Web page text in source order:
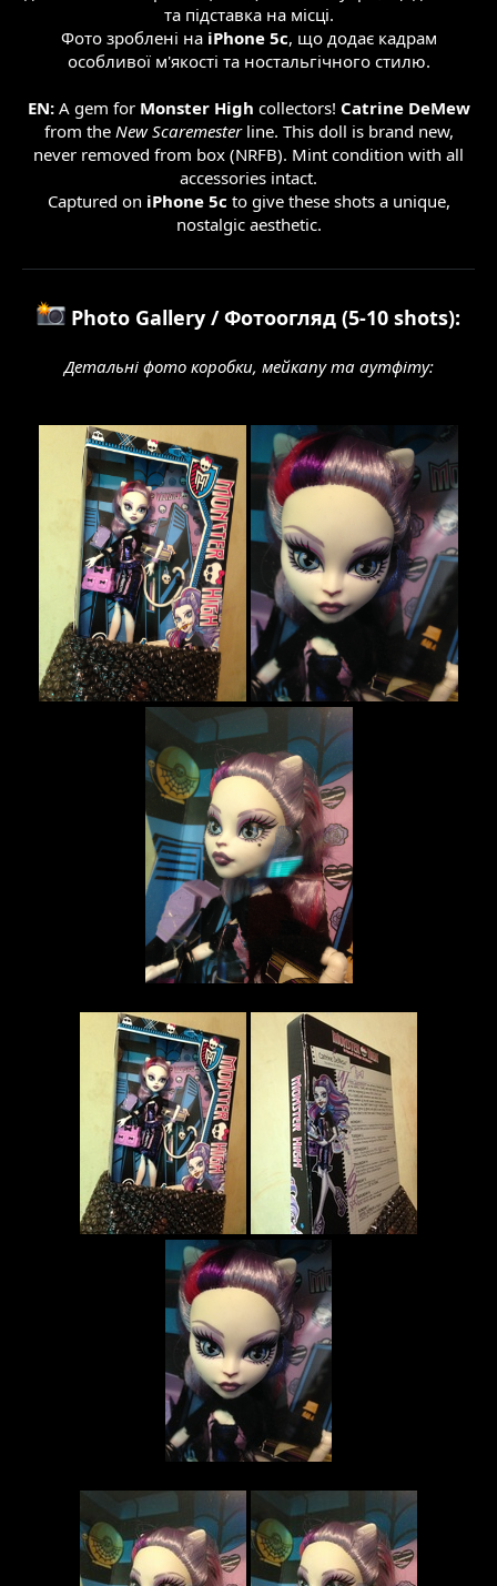
та підставка на місці.
Фото зроблені на iPhone 5c, що додає кадрам
особливої м'якості та ностальгічного стилю.
EN:A gem for Monster High collectors! Catrine DeMew
from the New Scaremesterline. This doll is brand new,
never removed from box (NRFB). Mint condition with all
accessories intact.
Captured on iPhone 5c to give these shots a unique,
nostalgic aesthetic.
Photo Gallery / Фотоогляд (5-10 shots):
Детальні фото коробки, мейкапу та аутфіту: